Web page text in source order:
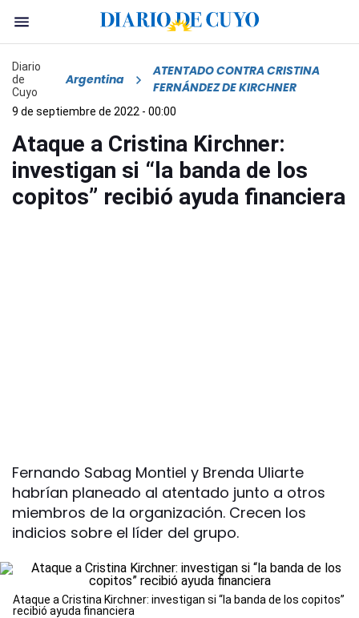
Diario
de
Cuyo
Argentina
ATENTADO CONTRA CRISTINA
FERNÁNDEZ DE KIRCHNER
9 de septiembre de 2022 - 00:00
Ataque a Cristina Kirchner:
investigan si “la banda de los
copitos” recibió ayuda financiera
Fernando Sabag Montiel y Brenda Uliarte
habrían planeado al atentado junto a otros
miembros de la organización. Crecen los
indicios sobre el líder del grupo.
Ataque a Cristina Kirchner: investigan si “la banda de los copitos”
recibió ayuda financiera